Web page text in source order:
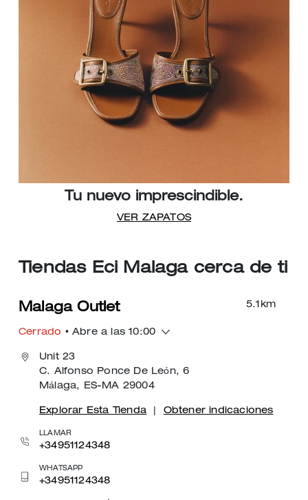
Tu nuevo imprescindible.
VER ZAPATOS
Tiendas Eci Malaga cerca de ti
5.1 km
Malaga Outlet
Cerrado • Abre a las 10:00
Unit 23
C. Alfonso Ponce De León, 6
Málaga, ES-MA 29004
Explorar Esta Tienda Obtener indicaciones
LLAMAR
+34951124348
WHATSAPP
+34951124348